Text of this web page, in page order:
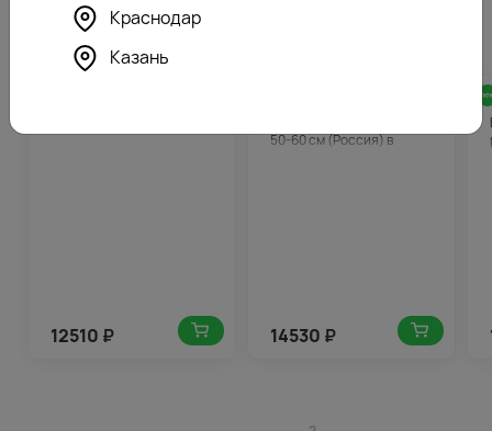
Похожие товары
12510 ₽
50-60 см (Россия) в
14530 ₽
Краснодар
Казань